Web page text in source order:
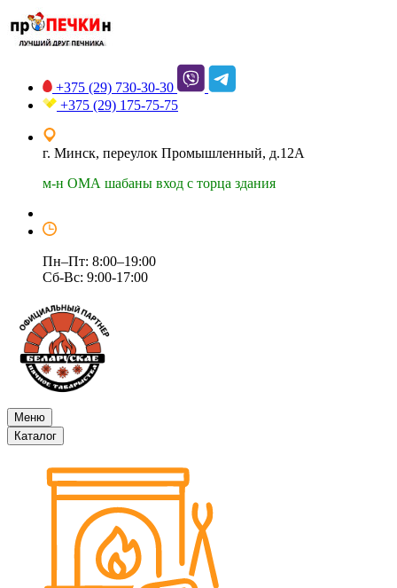
+375 (29) 730-30-30
+375 (29) 175-75-75
г. Минск, переулок Промышленный, д.12А
м-н ОМА шабаны вход с торца здания
Пн–Пт: 8:00–19:00
Сб-Вс: 9:00-17:00
Меню
Каталог